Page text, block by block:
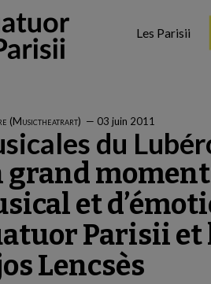
Les Parisii
(Musictheatrart) — 03 juin 2011
du
grand
et
Parisii
Lencsès